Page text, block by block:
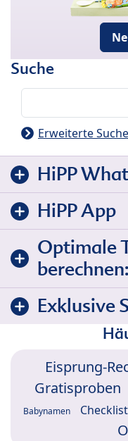
Suche
Erweiterte Suche
HiPP
HiPP App
Optimale
berechnen:
Exklusive
Eisprung-
Gratisproben
Babynamen